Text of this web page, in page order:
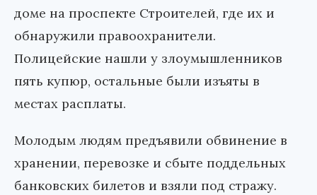
доме на проспекте Строителей, где их и
обнаружили правоохранители.
Полицейские нашли у злоумышленников
пять купюр, остальные были изъяты в
местах расплаты.
Молодым людям предъявили обвинение в
хранении, перевозке и сбыте поддельных
банковских билетов и взяли под стражу.